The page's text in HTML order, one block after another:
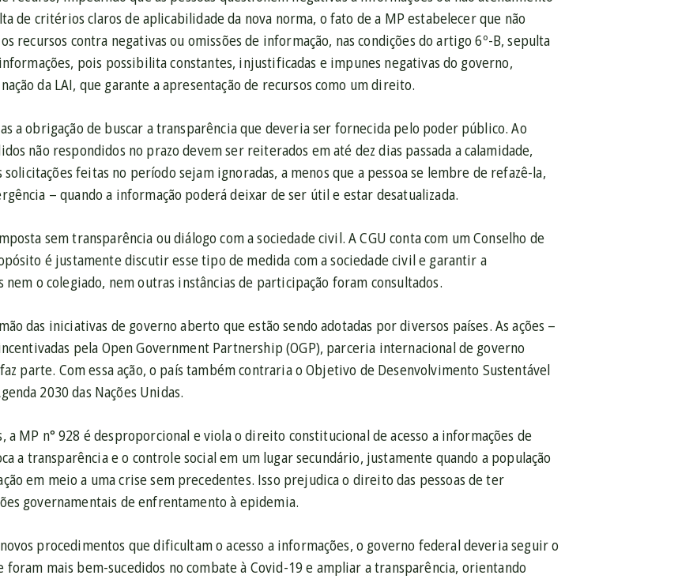
de critérios claros de aplicabilidade da nova norma, o fato de a MP estabelecer que não
recursos contra negativas ou omissões de informação, nas condições do artigo 6º-B, sepulta
informações, pois possibilita constantes, injustificadas e impunes negativas do governo,
da LAI, que garante a apresentação de recursos como um direito.
a obrigação de buscar a transparência que deveria ser fornecida pelo poder público. Ao
não respondidos no prazo devem ser reiterados em até dez dias passada a calamidade,
feitas no período sejam ignoradas, a menos que a pessoa se lembre de refazê-la,
– quando a informação poderá deixar de ser útil e estar desatualizada.
sem transparência ou diálogo com a sociedade civil. A CGU conta com um Conselho de
é justamente discutir esse tipo de medida com a sociedade civil e garantir a
nem o colegiado, nem outras instâncias de participação foram consultados.
das iniciativas de governo aberto que estão sendo adotadas por diversos países. As ações –
pela Open Government Partnership (OGP), parceria internacional de governo
parte. Com essa ação, o país também contraria o Objetivo de Desenvolvimento Sustentável
2030 das Nações Unidas.
a MP n° 928 é desproporcional e viola o direito constitucional de acesso a informações de
a transparência e o controle social em um lugar secundário, justamente quando a população
em meio a uma crise sem precedentes. Isso prejudica o direito das pessoas de ter
governamentais de enfrentamento à epidemia.
procedimentos que dificultam o acesso a informações, o governo federal deveria seguir o
foram mais bem-sucedidos no combate à Covid-19 e ampliar a transparência, orientando